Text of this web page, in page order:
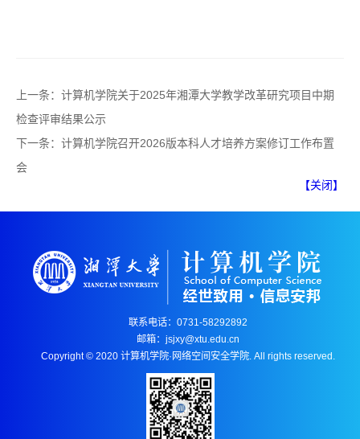
上一条： 计算机学院关于2025年湘潭大学教学改革研究项目中期
检查评审结果公示
下一条： 计算机学院召开2026版本科人才培养方案修订工作布置
会
【关闭】
联系电话：0731-58292892
邮箱：jsjxy@xtu.edu.cn
Copyright © 2020 计算机学院·网络空间安全学院. All rights reserved.